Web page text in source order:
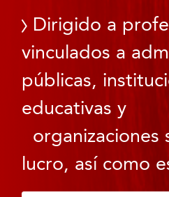
Dirigido a
vinculados a
públicas,
educativas y
organizaciones
lucro, así como